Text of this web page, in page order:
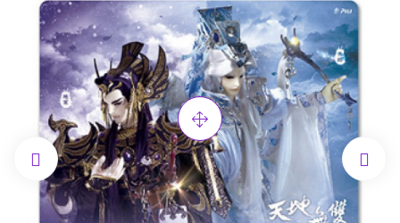
 